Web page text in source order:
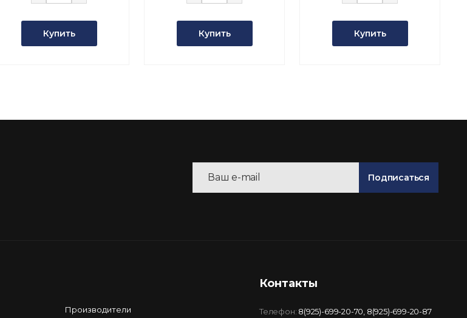
Купить Купить Купить
Подписаться
Производители
Контакты
Телефон: 8(925)-699-20-70 8(925)-699-20-87